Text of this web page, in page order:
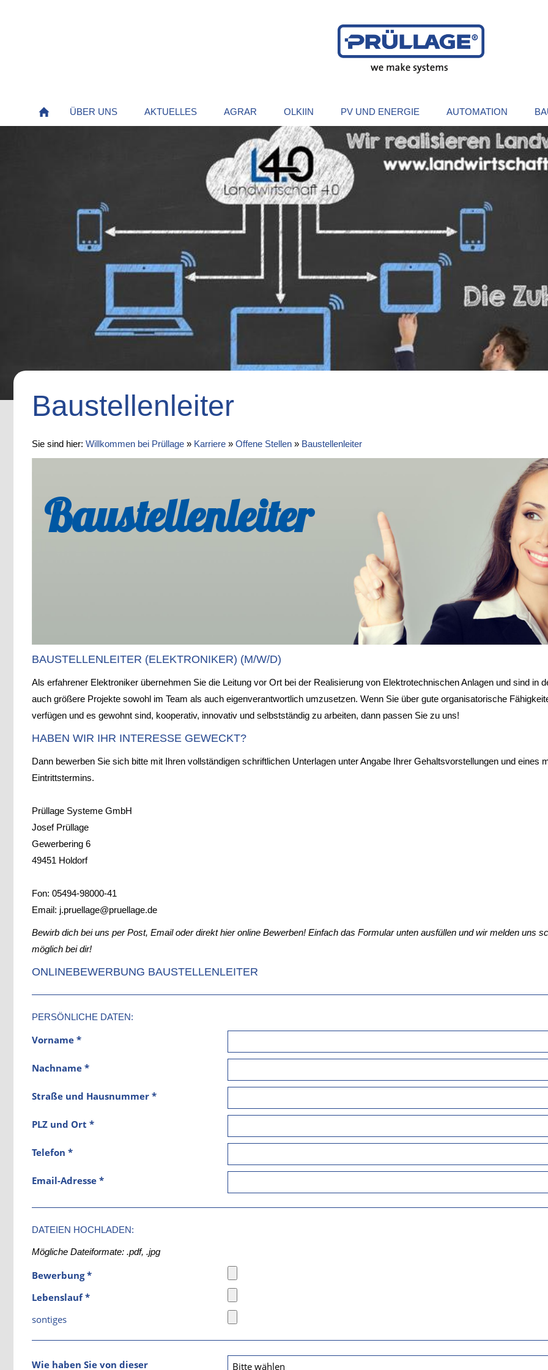
ÜBER UNS AKTUELLES AGRAR OLKIIN PV UND ENERGIE AUTOMATION
Baustellenleiter
Sie sind hier: Willkommen bei Prüllage » Karriere » Offene Stellen » Baustellenleiter
Baustellenleiter
BAUSTELLENLEITER (ELEKTRONIKER) (M/W/D)
Als erfahrener Elektroniker übernehmen Sie die Leitung vor Ort bei der Realisierung von Elektrotechnischen Anlagen und sind in
auch größere Projekte sowohl im Team als auch eigenverantwortlich umzusetzen. Wenn Sie über gute organisatorische
verfügen und es gewohnt sind, kooperativ, innovativ und selbstständig zu arbeiten, dann passen Sie zu uns!
HABEN WIR IHR INTERESSE GEWECKT?
Dann bewerben Sie sich bitte mit Ihren vollständigen schriftlichen Unterlagen unter Angabe Ihrer Gehaltsvorstellungen und eines
Eintrittstermins.
Prüllage Systeme GmbH
Josef Prüllage
Gewerbering 6
49451 Holdorf
Fon: 05494-98000-41
Email: j.pruellage@pruellage.de
Bewirb dich bei uns per Post, Email oder direkt hier online Bewerben! Einfach das Formular unten ausfüllen und wir melden uns
möglich bei dir!
ONLINEBEWERBUNG BAUSTELLENLEITER
PERSÖNLICHE DATEN:
Vorname *
Nachname *
Straße und Hausnummer *
PLZ und Ort *
Telefon *
Email-Adresse *
DATEIEN HOCHLADEN:
Mögliche Dateiformate: .pdf, .jpg
Bewerbung *
Lebenslauf *
sontiges
Wie haben Sie von dieser